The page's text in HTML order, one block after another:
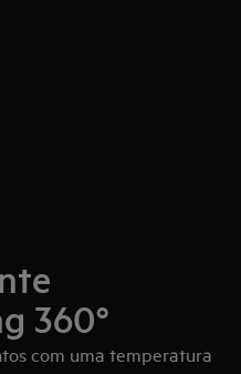
360°
com uma temperatura